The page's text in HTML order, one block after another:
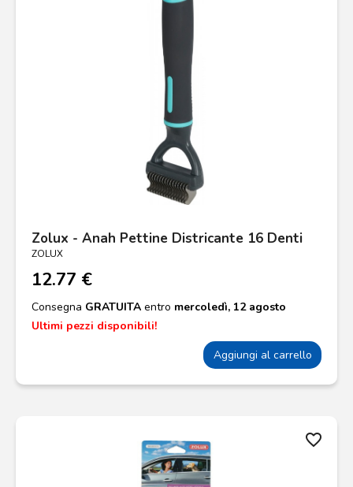
Zolux - Anah Pettine Districante 16 Denti
ZOLUX
12.77 €
Consegna GRATUITA entro mercoledì, 12 agosto
Ultimi pezzi disponibili!
Aggiungi al carrello
favorite_border